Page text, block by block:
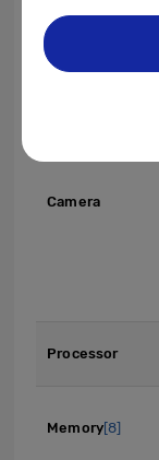
Weight
Camera
Processor
Memory[8]